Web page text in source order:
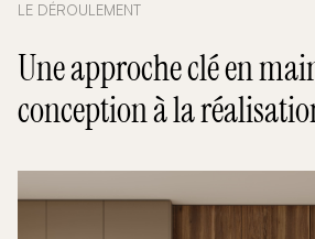
LE DÉROULEMENT
Une approche clé en
conception à la